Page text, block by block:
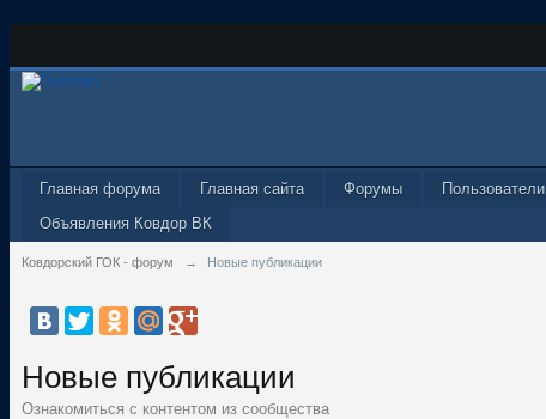
Главная форума Главная сайта Форумы Пользователи
Объявления Ковдор ВК
Ковдорский ГОК - форум → Новые публикации
Новые публикации
Ознакомиться с контентом из сообщества